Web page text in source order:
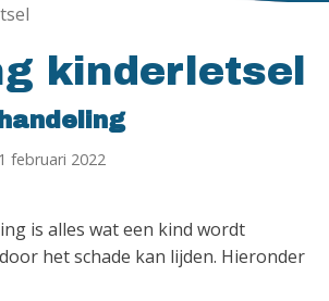
kinderletsel
februari 2022
is alles wat een kind wordt
het schade kan lijden. Hieronder